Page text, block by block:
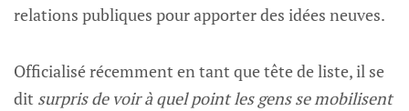
relations publiques pour apporter des idées neuves.
Officialisé récemment en tant que tête de liste, il se
dit surpris de voir à quel point les gens se mobilisent